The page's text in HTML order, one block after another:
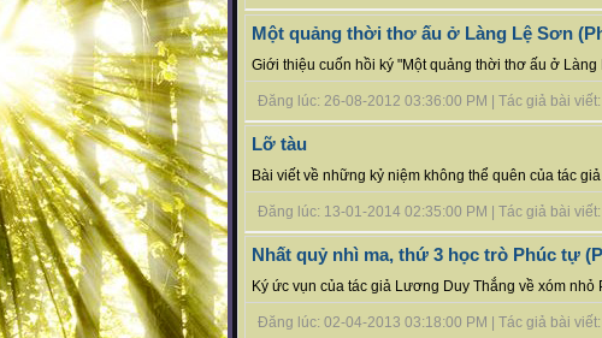
Một quảng thời thơ ấu ở Làng Lệ Sơn
Giới thiệu cuốn hồi ký "Một quảng thời thơ ấu ở Làng
Đăng lúc: 26-08-2012 03:36:00 PM | Tác giả bài
Lỡ tàu
Bài viết về những kỷ niệm không thể quên của tác
Đăng lúc: 13-01-2014 02:35:00 PM | Tác giả bài
Nhất quỷ nhì ma, thứ 3 học trò Phúc tự
Ký ức vụn của tác giả Lương Duy Thắng về xóm nhỏ
Đăng lúc: 02-04-2013 03:18:00 PM | Tác giả bài